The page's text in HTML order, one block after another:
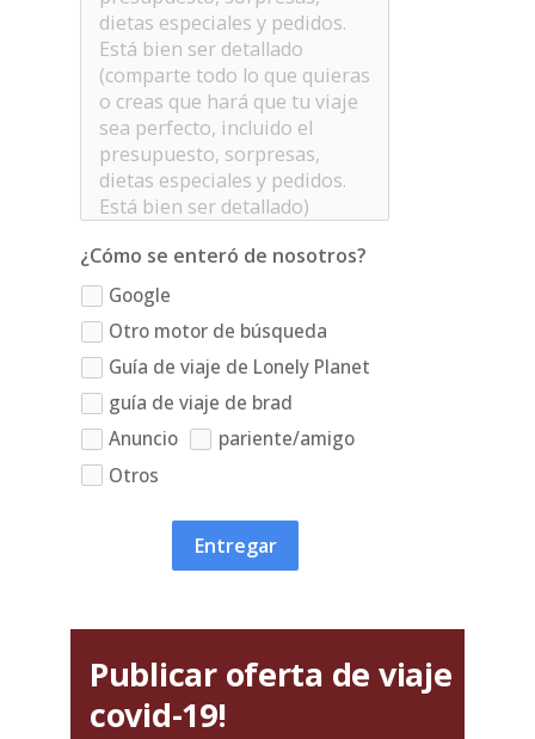
¿Cómo se enteró de nosotros?
Google
Otro motor de búsqueda
Guía de viaje de Lonely Planet
guía de viaje de brad
Anuncio
pariente/amigo
Otros
Entregar
Publicar oferta de viaje
covid-19!